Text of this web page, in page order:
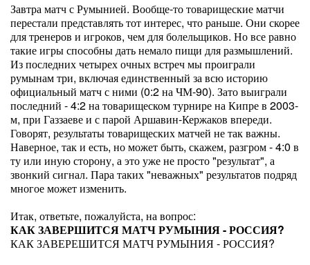
Завтра матч с Румынией. Вообще-то товарищеские матчи
перестали представлять тот интерес, что раньше. Они скорее
для тренеров и игроков, чем для болельщиков. Но все равно
такие игры способны дать немало пищи для размышлений.
Из последних четырех очных встреч мы проиграли
румынам три, включая единственный за всю историю
официальный матч с ними (0:2 на ЧМ-90). Зато выиграли
последний - 4:2 на товарищеском турнире на Кипре в 2003-
м, при Газзаеве и с парой Аршавин-Кержаков впереди.
Говорят, результаты товарищеских матчей не так важны.
Наверное, так и есть, но может быть, скажем, разгром - 4:0 в
ту или иную сторону, а это уже не просто "результат", а
звонкий сигнал. Пара таких "неважных" результатов подряд
многое может изменить.
Итак, ответьте, пожалуйста, на вопрос:
КАК ЗАВЕРШИТСЯ МАТЧ РУМЫНИЯ - РОССИЯ?
КАК ЗАВЕРЕШИТСЯ МАТЧ РУМЫНИЯ - РОССИЯ?